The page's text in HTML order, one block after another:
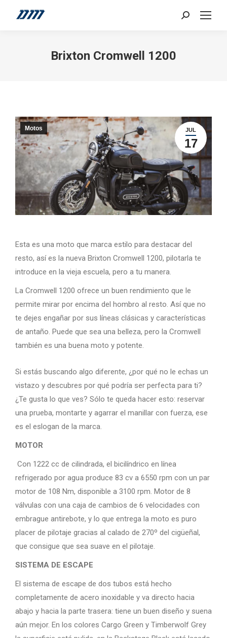
Search:
Brixton Cromwell 1200
JUL
17
Motos
Esta es una moto que marca estilo para destacar del
resto, así es la nueva Brixton Cromwell 1200, pilotarla te
introduce en la vieja escuela, pero a tu manera.
La Cromwell 1200 ofrece un buen rendimiento que le
permite mirar por encima del hombro al resto. Así que no
te dejes engañar por sus líneas clásicas y características
de antaño. Puede que sea una belleza, pero la Cromwell
también es una buena moto y potente.
Si estás buscando algo diferente, ¿por qué no le echas un
vistazo y descubres por qué podría ser perfecta para ti?
¿Te gusta lo que ves? Sólo te queda hacer esto: reservar
una prueba, montarte y agarrar el manillar con fuerza, ese
es el eslogan de la marca.
MOTOR
Con 1222 cc de cilindrada, el bicilíndrico en línea
refrigerado por agua produce 83 cv a 6550 rpm con un par
motor de 108 Nm, disponible a 3100 rpm. Motor de 8
válvulas con una caja de cambios de 6 velocidades con
embrague antirebote, y lo que entrega la moto es puro
placer de pilotaje gracias al calado de 270º del cigüeñal,
que consigue que sea suave en el pilotaje.
SISTEMA DE ESCAPE
El sistema de escape de dos tubos está hecho
completamente de acero inoxidable y va directo hacia
abajo y hacia la parte trasera: tiene un buen diseño y suena
aún mejor. En los colores Cargo Green y Timberwolf Grey